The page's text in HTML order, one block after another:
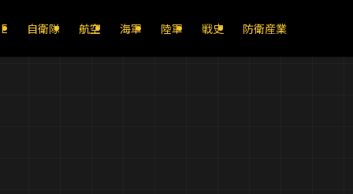
自衛隊 航空 海軍 陸軍 戦史 防衛産業